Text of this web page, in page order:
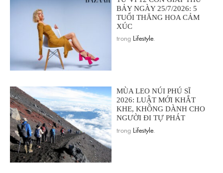
BẢY NGÀY 25/7/2026: 5
TUỔI THĂNG HOA CẢM
XÚC
trong Lifestyle
MÙA LEO NÚI PHÚ SĨ
2026: LUẬT MỚI KHẮT
KHE, KHÔNG DÀNH CHO
NGƯỜI ĐI TỰ PHÁT
trong Lifestyle